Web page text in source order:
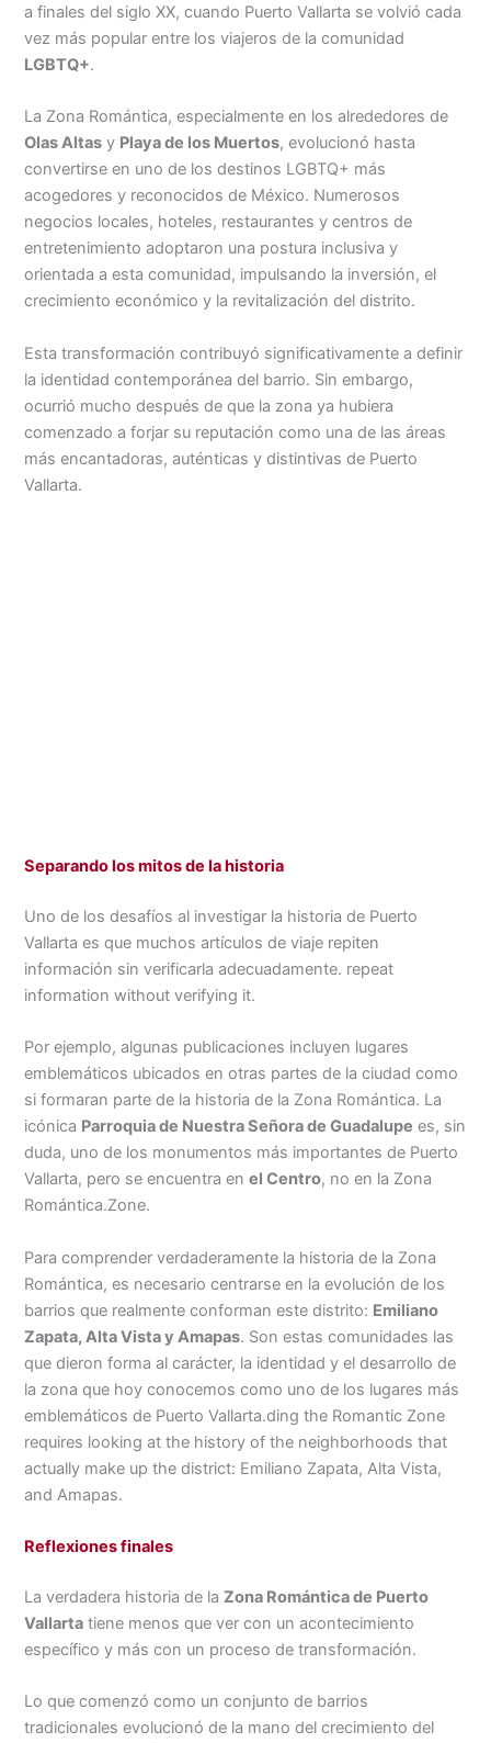
a finales del siglo XX, cuando Puerto Vallarta se volvió cada
vez más popular entre los viajeros de la comunidad
LGBTQ+.
La Zona Romántica, especialmente en los alrededores de
Olas Altas y Playa de los Muertos, evolucionó hasta
convertirse en uno de los destinos LGBTQ+ más
acogedores y reconocidos de México. Numerosos
negocios locales, hoteles, restaurantes y centros de
entretenimiento adoptaron una postura inclusiva y
orientada a esta comunidad, impulsando la inversión, el
crecimiento económico y la revitalización del distrito.
Esta transformación contribuyó significativamente a definir
la identidad contemporánea del barrio. Sin embargo,
ocurrió mucho después de que la zona ya hubiera
comenzado a forjar su reputación como una de las áreas
más encantadoras, auténticas y distintivas de Puerto
Vallarta.
Separando los mitos de la historia
Uno de los desafíos al investigar la historia de Puerto
Vallarta es que muchos artículos de viaje repiten
información sin verificarla adecuadamente. repeat
information without verifying it.
Por ejemplo, algunas publicaciones incluyen lugares
emblemáticos ubicados en otras partes de la ciudad como
si formaran parte de la historia de la Zona Romántica. La
icónica Parroquia de Nuestra Señora de Guadalupe es, sin
duda, uno de los monumentos más importantes de Puerto
Vallarta, pero se encuentra enel Centro, no en la Zona
Romántica.Zone.
Para comprender verdaderamente la historia de la Zona
Romántica, es necesario centrarse en la evolución de los
barrios que realmente conforman este distrito: Emiliano
Zapata, Alta Vista y Amapas. Son estas comunidades las
que dieron forma al carácter, la identidad y el desarrollo de
la zona que hoy conocemos como uno de los lugares más
emblemáticos de Puerto Vallarta.ding the Romantic Zone
requires looking at the history of the neighborhoods that
actually make up the district: Emiliano Zapata, Alta Vista,
and Amapas.
Reflexiones finales
La verdadera historia de laZona Romántica de Puerto
Vallarta tiene menos que ver con un acontecimiento
específico y más con un proceso de transformación.
Lo que comenzó como un conjunto de barrios
tradicionales evolucionó de la mano del crecimiento del